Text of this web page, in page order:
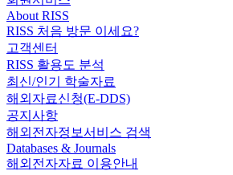
About RISS
RISS 처음 방문 이세요?
고객센터
RISS 활용도 분석
최신/인기 학술자료
해외자료신청(E-DDS)
공지사항
해외전자정보서비스 검색
Databases & Journals
해외전자자료 이용안내